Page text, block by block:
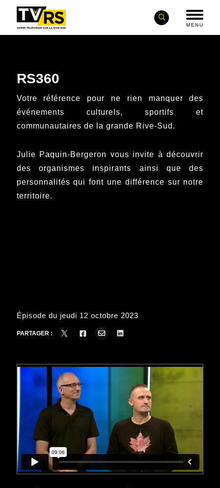
MENU
RS360
Votre référence pour ne rien manquer des
événements culturels, sportifs et
communautaires de la grande Rive-Sud.
Julie Paquin-Bergeron vous invite à découvrir
des organismes inspirants ainsi que des
personnalités qui font une différence sur notre
territoire.
Épisode du jeudi 12 octobre 2023
PARTAGER :